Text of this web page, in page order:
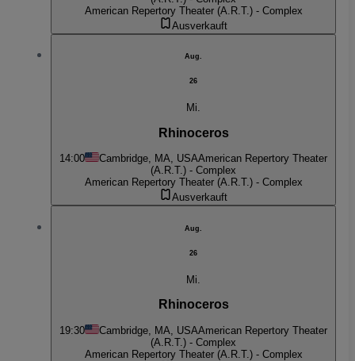
American Repertory Theater (A.R.T.) - Complex
Ausverkauft
Aug.
26
Mi.
Rhinoceros
14:00 Cambridge, MA, USAAmerican Repertory Theater
(A.R.T.) - Complex
American Repertory Theater (A.R.T.) - Complex
Ausverkauft
Aug.
26
Mi.
Rhinoceros
19:30 Cambridge, MA, USAAmerican Repertory Theater
(A.R.T.) - Complex
American Repertory Theater (A.R.T.) - Complex